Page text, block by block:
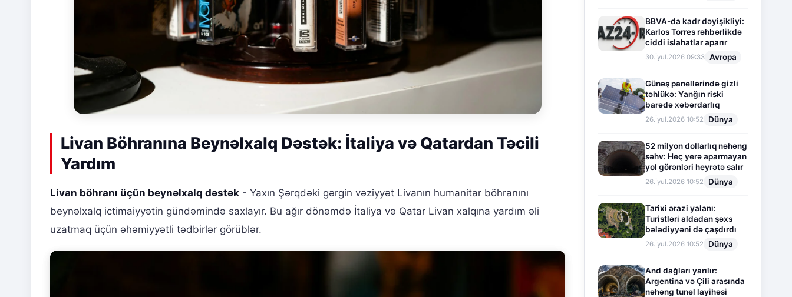
Livan Böhranına Beynəlxalq Dəstək: İtaliya və Qatardan Təcili
Yardım
Livan böhranı üçün beynəlxalq dəstək - Yaxın Şərqdəki gərgin vəziyyət Livanın humanitar böhranını
beynəlxalq ictimaiyyətin gündəmində saxlayır. Bu ağır dönəmdə İtaliya və Qatar Livan xalqına yardım əli
uzatmaq üçün əhəmiyyətli tədbirlər görüblər.
BBVA-da kadr dəyişikliyi:
Karlos Torres rəhbərlikdə
ciddi islahatlar aparır
30.İyul.2026 09:33 Avropa
Günəş panellərində gizli
təhlükə: Yanğın riski
barədə xəbərdarlıq
26.İyul.2026 10:52 Dünya
52 milyon dollarlıq nəhəng
səhv: Heç yerə aparmayan
yol görənləri heyrətə salır
26.İyul.2026 10:52 Dünya
Tarixi ərazi yalanı:
Turistləri aldadan şəxs
bələdiyyəni də çaşdırdı
26.İyul.2026 10:52 Dünya
And dağları yarılır:
Argentina və Çili arasında
nəhəng tunel layihəsi